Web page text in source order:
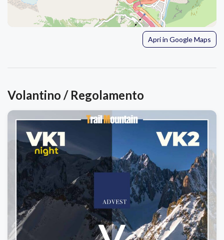
Apri in Google Maps
Volantino / Regolamento